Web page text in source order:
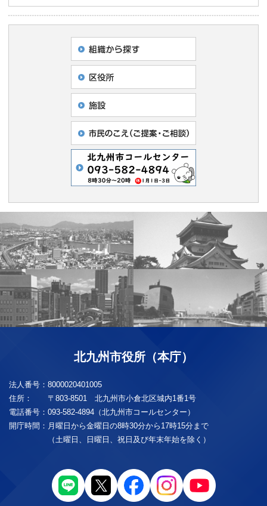
北九州市役所（本庁）
法人番号： 8000020401005
住所：
〒803-8501 北九州市小倉北区城内1番1号
電話番号： 093-582-4894（北九州市コールセンター）
開庁時間： 月曜日から金曜日の8時30分から17時15分まで
（土曜日、日曜日、祝日及び年末年始を除く）